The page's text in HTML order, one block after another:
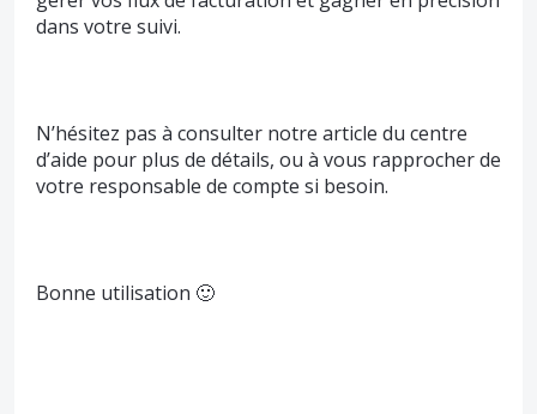
dans votre suivi.
N’hésitez pas à consulter notre article du centre
d’aide pour plus de détails, ou à vous rapprocher de
votre responsable de compte si besoin.
Bonne utilisation 🙂